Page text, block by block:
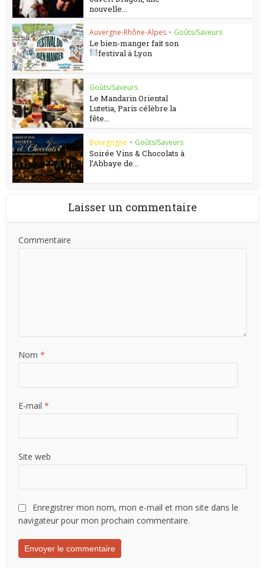
nouvelle...
Auvergne-Rhône-Alpes • Goûts/Saveurs
Le bien-manger fait son
festival à Lyon
Goûts/Saveurs
Le Mandarin Oriental
Lutetia, Paris célèbre la
fête...
Bourgogne • Goûts/Saveurs
Soirée Vins & Chocolats à
l’Abbaye de...
Laisser un commentaire
Commentaire
Nom*
E-mail*
Site web
Enregistrer mon nom, mon e-mail et mon site dans le
navigateur pour mon prochain commentaire.